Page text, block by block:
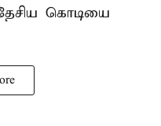
கொடியை